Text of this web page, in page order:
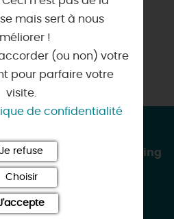
centre, WiFi, Parking
Jardin
de la Libération
MONTARGIS
mais sert à nous
!
(ou non) votre
pour parfaire votre
visite.
de confidentialité
Je refuse
Choisir